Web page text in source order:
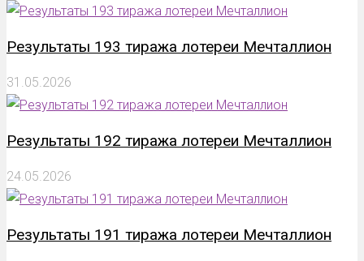
Результаты 193 тиража лотереи Мечталлион
31.05.2026
Результаты 192 тиража лотереи Мечталлион
24.05.2026
Результаты 191 тиража лотереи Мечталлион